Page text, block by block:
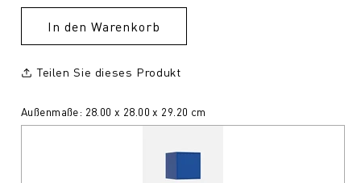
In den Warenkorb
Teilen Sie dieses Produkt
Außenmaße: 28.00 x 28.00 x 29.20 cm